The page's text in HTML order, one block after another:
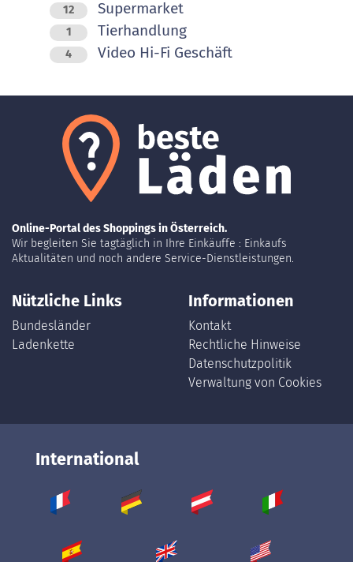
12 Supermarket
1 Tierhandlung
4 Video Hi-Fi Geschäft
Online-Portal des Shoppings in Österreich.
Wir begleiten Sie tagtäglich in Ihre Einkäuffe : Einkaufs
Aktualitäten und noch andere Service-Dienstleistungen.
Nützliche Links
Bundesländer
Ladenkette
Informationen
Kontakt
Rechtliche Hinweise
Datenschutzpolitik
Verwaltung von Cookies
International